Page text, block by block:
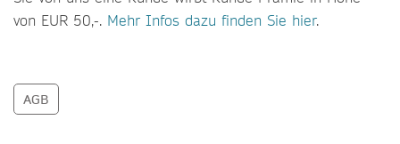
von EUR 50,-. Mehr Infos dazu finden Sie hier.
AGB